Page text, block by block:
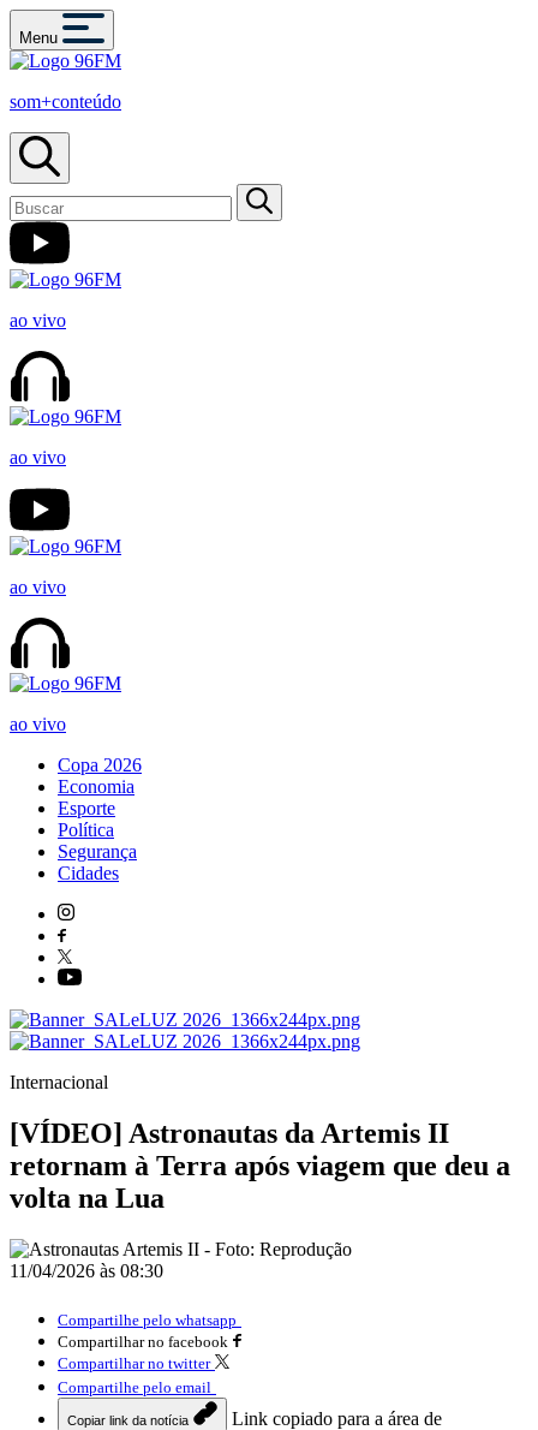
Menu
som+conteúdo
ao vivo
ao vivo
ao vivo
ao vivo
Copa 2026
Economia
Esporte
Política
Segurança
Cidades
Internacional
[VÍDEO] Astronautas da Artemis II
retornam à Terra após viagem que deu a
volta na Lua
11/04/2026 às 08:30
Compartilhe pelo whatsapp
Compartilhar no facebook
Compartilhar no twitter
Compartilhe pelo email
Copiar link da notícia
Link copiado para a área de